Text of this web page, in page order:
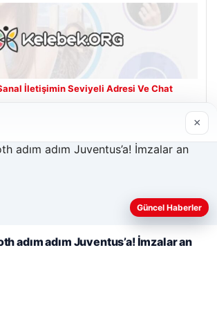
İletişimin Seviyeli Adresi Ve Chat
kullandığınızı daha iyi anlayabilmek,
Politikamız
×
Güncel Haberler
adım adım Juventus’a! İmzalar an